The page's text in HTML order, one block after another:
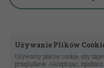
Używanie Plików
Używamy plików cookie, aby
przeglądanie. Akceptując,